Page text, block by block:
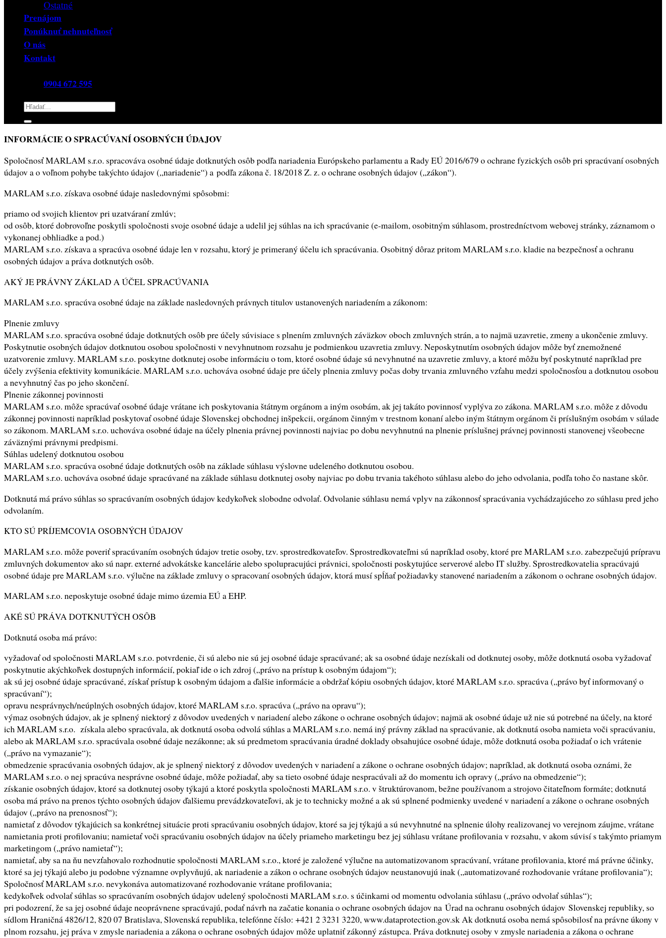
Ostatné
Prenájom
Ponúknuť nehnuteľnosť
O nás
Kontakt
0904 672 595
Hľadať:
INFORMÁCIE O SPRACÚVANÍ OSOBNÝCH ÚDAJOV
Spoločnosť MARLAM s.r.o. spracováva osobné údaje dotknutých osôb podľa nariadenia Európskeho parlamentu a Rady EÚ 2016/679 o ochrane fyzických osôb pri spracúvaní osobných
údajov a o voľnom pohybe takýchto údajov („nariadenie“) a podľa zákona č. 18/2018 Z. z. o ochrane osobných údajov („zákon“).
MARLAM s.r.o. získava osobné údaje nasledovnými spôsobmi:
priamo od svojich klientov pri uzatváraní zmlúv;
od osôb, ktoré dobrovoľne poskytli spoločnosti svoje osobné údaje a udelil jej súhlas na ich spracúvanie (e-mailom, osobitným súhlasom, prostredníctvom webovej stránky, záznamom o
vykonanej obhliadke a pod.)
MARLAM s.r.o. získava a spracúva osobné údaje len v rozsahu, ktorý je primeraný účelu ich spracúvania. Osobitný dôraz pritom MARLAM s.r.o. kladie na bezpečnosť a ochranu
osobných údajov a práva dotknutých osôb.
AKÝ JE PRÁVNY ZÁKLAD A ÚČEL SPRACÚVANIA
MARLAM s.r.o. spracúva osobné údaje na základe nasledovných právnych titulov ustanovených nariadením a zákonom:
Plnenie zmluvy
MARLAM s.r.o. spracúva osobné údaje dotknutých osôb pre účely súvisiace s plnením zmluvných záväzkov oboch zmluvných strán, a to najmä uzavretie, zmeny a ukončenie zmluvy.
Poskytnutie osobných údajov dotknutou osobou spoločnosti v nevyhnutnom rozsahu je podmienkou uzavretia zmluvy. Neposkytnutím osobných údajov môže byť znemožnené
uzatvorenie zmluvy. MARLAM s.r.o. poskytne dotknutej osobe informáciu o tom, ktoré osobné údaje sú nevyhnutné na uzavretie zmluvy, a ktoré môžu byť poskytnuté napríklad pre
účely zvýšenia efektivity komunikácie. MARLAM s.r.o. uchováva osobné údaje pre účely plnenia zmluvy počas doby trvania zmluvného vzťahu medzi spoločnosťou a dotknutou osobou
a nevyhnutný čas po jeho skončení.
Plnenie zákonnej povinnosti
MARLAM s.r.o. môže spracúvať osobné údaje vrátane ich poskytovania štátnym orgánom a iným osobám, ak jej takáto povinnosť vyplýva zo zákona. MARLAM s.r.o. môže z dôvodu
zákonnej povinnosti napríklad poskytovať osobné údaje Slovenskej obchodnej inšpekcii, orgánom činným v trestnom konaní alebo iným štátnym orgánom či príslušným osobám v súlade
so zákonom. MARLAM s.r.o. uchováva osobné údaje na účely plnenia právnej povinnosti najviac po dobu nevyhnutnú na plnenie príslušnej právnej povinnosti stanovenej všeobecne
záväznými právnymi predpismi.
Súhlas udelený dotknutou osobou
MARLAM s.r.o. spracúva osobné údaje dotknutých osôb na základe súhlasu výslovne udeleného dotknutou osobou.
MARLAM s.r.o. uchováva osobné údaje spracúvané na základe súhlasu dotknutej osoby najviac po dobu trvania takéhoto súhlasu alebo do jeho odvolania, podľa toho čo nastane skôr.
Dotknutá má právo súhlas so spracúvaním osobných údajov kedykoľvek slobodne odvolať. Odvolanie súhlasu nemá vplyv na zákonnosť spracúvania vychádzajúceho zo súhlasu pred jeho
odvolaním.
KTO SÚ PRÍJEMCOVIA OSOBNÝCH ÚDAJOV
MARLAM s.r.o. môže poveriť spracúvaním osobných údajov tretie osoby, tzv. sprostredkovateľov. Sprostredkovateľmi sú napríklad osoby, ktoré pre MARLAM s.r.o. zabezpečujú prípravu
zmluvných dokumentov ako sú napr. externé advokátske kancelárie alebo spolupracujúci právnici, spoločnosti poskytujúce serverové alebo IT služby. Sprostredkovatelia spracúvajú
osobné údaje pre MARLAM s.r.o. výlučne na základe zmluvy o spracovaní osobných údajov, ktorá musí spĺňať požiadavky stanovené nariadením a zákonom o ochrane osobných údajov.
MARLAM s.r.o. neposkytuje osobné údaje mimo územia EÚ a EHP.
AKÉ SÚ PRÁVA DOTKNUTÝCH OSÔB
Dotknutá osoba má právo:
vyžadovať od spoločnosti MARLAM s.r.o. potvrdenie, či sú alebo nie sú jej osobné údaje spracúvané; ak sa osobné údaje nezískali od dotknutej osoby, môže dotknutá osoba vyžadovať
poskytnutie akýchkoľvek dostupných informácií, pokiaľ ide o ich zdroj („právo na prístup k osobným údajom“);
ak sú jej osobné údaje spracúvané, získať prístup k osobným údajom a ďalšie informácie a obdržať kópiu osobných údajov, ktoré MARLAM s.r.o. spracúva („právo byť informovaný o
spracúvaní“);
opravu nesprávnych/neúplných osobných údajov, ktoré MARLAM s.r.o. spracúva („právo na opravu“);
výmaz osobných údajov, ak je splnený niektorý z dôvodov uvedených v nariadení alebo zákone o ochrane osobných údajov; najmä ak osobné údaje už nie sú potrebné na účely, na ktoré
ich MARLAM s.r.o. získala alebo spracúvala, ak dotknutá osoba odvolá súhlas a MARLAM s.r.o. nemá iný právny základ na spracúvanie, ak dotknutá osoba namieta voči spracúvaniu,
alebo ak MARLAM s.r.o. spracúvala osobné údaje nezákonne; ak sú predmetom spracúvania úradné doklady obsahujúce osobné údaje, môže dotknutá osoba požiadať o ich vrátenie
(„právo na vymazanie“);
obmedzenie spracúvania osobných údajov, ak je splnený niektorý z dôvodov uvedených v nariadení a zákone o ochrane osobných údajov; napríklad, ak dotknutá osoba oznámi, že
MARLAM s.r.o. o nej spracúva nesprávne osobné údaje, môže požiadať, aby sa tieto osobné údaje nespracúvali až do momentu ich opravy („právo na obmedzenie“);
získanie osobných údajov, ktoré sa dotknutej osoby týkajú a ktoré poskytla spoločnosti MARLAM s.r.o. v štruktúrovanom, bežne používanom a strojovo čitateľnom formáte; dotknutá
osoba má právo na prenos týchto osobných údajov ďalšiemu prevádzkovateľovi, ak je to technicky možné a ak sú splnené podmienky uvedené v nariadení a zákone o ochrane osobných
údajov („právo na prenosnosť“);
namietať z dôvodov týkajúcich sa konkrétnej situácie proti spracúvaniu osobných údajov, ktoré sa jej týkajú a sú nevyhnutné na splnenie úlohy realizovanej vo verejnom záujme, vrátane
namietania proti profilovaniu; namietať voči spracúvaniu osobných údajov na účely priameho marketingu bez jej súhlasu vrátane profilovania v rozsahu, v akom súvisí s takýmto priamym
marketingom („právo namietať“);
namietať, aby sa na ňu nevzťahovalo rozhodnutie spoločnosti MARLAM s.r.o., ktoré je založené výlučne na automatizovanom spracúvaní, vrátane profilovania, ktoré má právne účinky,
ktoré sa jej týkajú alebo ju podobne významne ovplyvňujú, ak nariadenie a zákon o ochrane osobných údajov neustanovujú inak („automatizované rozhodovanie vrátane profilovania“);
Spoločnosť MARLAM s.r.o. nevykonáva automatizované rozhodovanie vrátane profilovania;
kedykoľvek odvolať súhlas so spracúvaním osobných údajov udelený spoločnosti MARLAM s.r.o. s účinkami od momentu odvolania súhlasu („právo odvolať súhlas“);
pri podozrení, že sa jej osobné údaje neoprávnene spracúvajú, podať návrh na začatie konania o ochrane osobných údajov na Úrad na ochranu osobných údajov Slovenskej republiky, so
sídlom Hraničná 4826/12, 820 07 Bratislava, Slovenská republika, telefónne číslo: +421 2 3231 3220, www.dataprotection.gov.sk Ak dotknutá osoba nemá spôsobilosť na právne úkony v
plnom rozsahu, jej práva v zmysle nariadenia a zákona o ochrane osobných údajov môže uplatniť zákonný zástupca. Práva dotknutej osoby v zmysle nariadenia a zákona o ochrane